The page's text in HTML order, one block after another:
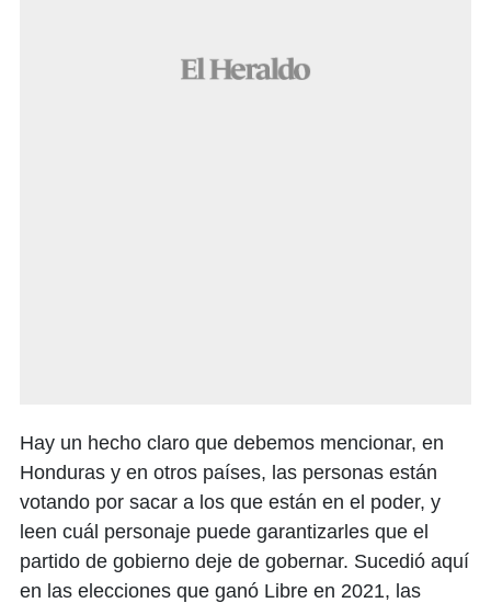
Hay un hecho claro que debemos mencionar, en
Honduras y en otros países, las personas están
votando por sacar a los que están en el poder, y
leen cuál personaje puede garantizarles que el
partido de gobierno deje de gobernar. Sucedió aquí
en las elecciones que ganó Libre en 2021, las